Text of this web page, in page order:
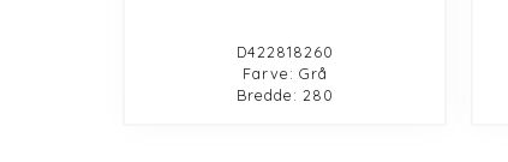
D422818260
Farve: Grå
Bredde: 280